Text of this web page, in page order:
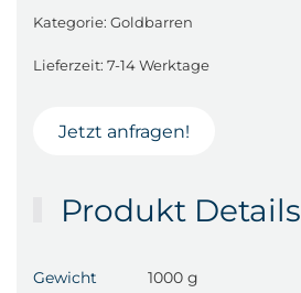
Kategorie: Goldbarren
Lieferzeit: 7-14 Werktage
Jetzt anfragen!
Produkt Details
Gewicht 1000 g